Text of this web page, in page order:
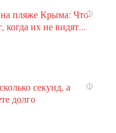
i
пляже Крыма: Что
их не видят...
i
секунд, а
долго